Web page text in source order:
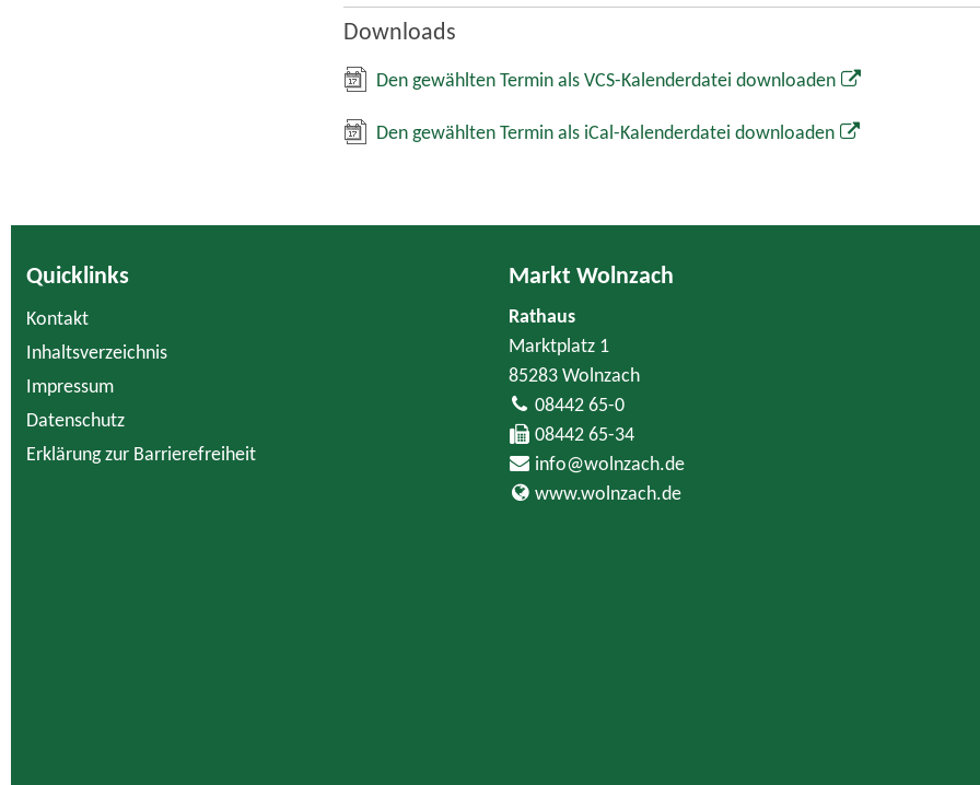
Downloads
Den gewählten Termin als VCS-Kalenderdatei downloaden
Den gewählten Termin als iCal-Kalenderdatei downloaden
Quicklinks
Kontakt
Inhaltsverzeichnis
Impressum
Datenschutz
Erklärung zur Barrierefreiheit
Markt Wolnzach
Rathaus
Marktplatz 1
85283 Wolnzach
08442 65-0
08442 65-34
info@wolnzach.de
www.wolnzach.de